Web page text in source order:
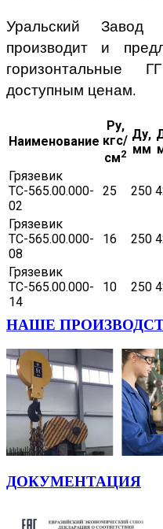
Уральский Завод
производит и
горизонтальные
доступным ценам.
Наименование
Ру,
кгс/
см2
Ду,
мм
Грязевик
ТС-565.00.000-
02
25 250
Грязевик
ТС-565.00.000-
08
16 250
Грязевик
ТС-565.00.000-
14
10 250
НАШЕ
ДОКУМЕНТАЦИЯ